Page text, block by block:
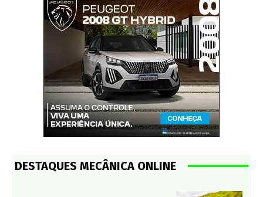
DESTAQUES MECÂNICA ONLINE